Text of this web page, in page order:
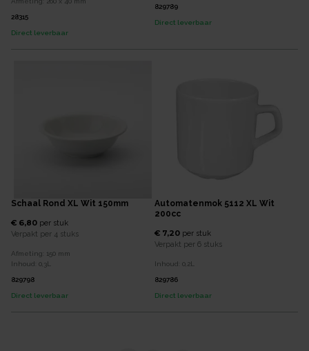
28315
Direct leverbaar
829789
Direct leverbaar
Schaal Rond XL Wit 150mm
€ 6,80 per stuk
Verpakt per 4 stuks
Afmeting: 150 mm
Inhoud: 0,3L
829798
Direct leverbaar
Automatenmok 5112 XL Wit
200cc
€ 7,20 per stuk
Verpakt per 6 stuks
Inhoud: 0,2L
829786
Direct leverbaar